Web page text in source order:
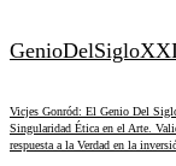
Vicjes Gonród: El Genio Del
Singularidad Ética en el Arte.
respuesta a la Verdad en la